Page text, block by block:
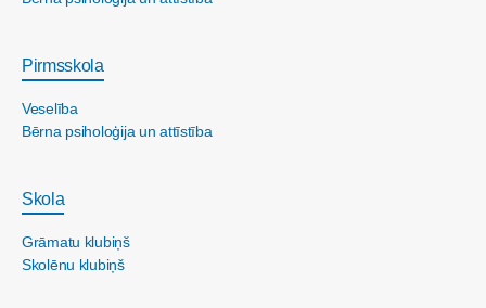
Pirmsskola
Veselība
Bērna psiholoģija un attīstība
Skola
Grāmatu klubiņš
Skolēnu klubiņš